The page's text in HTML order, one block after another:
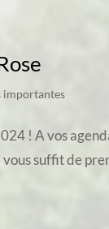
importantes
! A vos
suffit de